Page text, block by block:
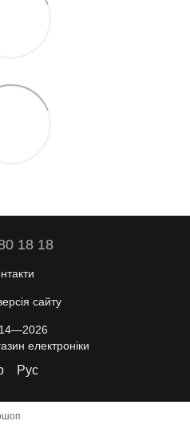
18 18
сайту
електроніки
Рус